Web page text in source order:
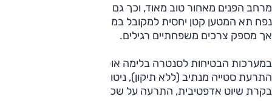
מרחב הפנים מאחור טוב מאוד, וכך גם מרווחי הרגליים והראש.
אך מספק צרכים משפחתיים רגילים.
במערכות הבטיחות לסנטרה בלימה אוטונומית גם מאחור,
התרעת סטייה מנתיב (ללא תיקון), ניטור היקפי של שטחים מתים
בקרת שיוט אדפטיבית, התרעה על שכחת ילדים ועוד.